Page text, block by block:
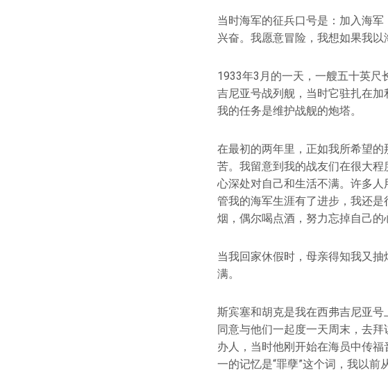
当时海军的征兵口号是：加入海
兴奋。我愿意冒险，我想如果我以
1933年3月的一天，一艘五十英
吉尼亚号战列舰，当时它驻扎在加
我的任务是维护战舰的炮塔。
在最初的两年里，正如我所希望
苦。我留意到我的战友们在很大
心深处对自己和生活不满。许多
管我的海军生涯有了进步，我还
烟，偶尔喝点酒，努力忘掉自己的
当我回家休假时，母亲得知我又
满。
斯宾塞和胡克是我在西弗吉尼亚
同意与他们一起度一天周末，去
办人，当时他刚开始在海员中传
一的记忆是“罪孽”这个词，我以前